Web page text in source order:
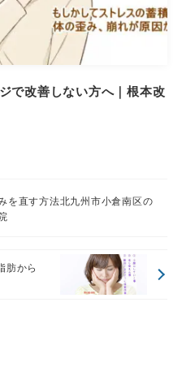
で改善しない方へ｜根本改
を直す方法北九州市小倉南区の
肪から